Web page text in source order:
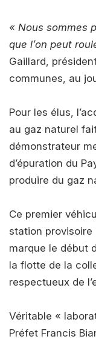
« Nous sommes
que l’on peut
Gaillard,
communes, au
Pour les élus,
au gaz naturel
démonstrateur
d’épuration du
produire du gaz
Ce premier
station provisoire
marque le début
la flotte de la
respectueux de
Véritable «
Préfet Francis